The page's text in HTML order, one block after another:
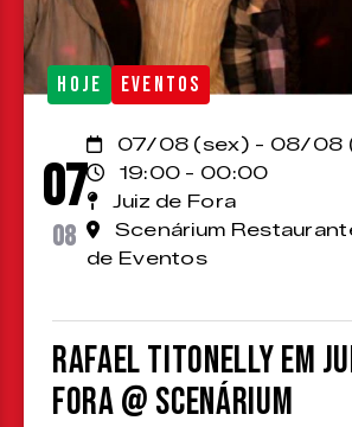
HOJE EVENTOS
07
08
07/08 (sex) - 08/08
19:00 - 00:00
Juiz de Fora
Scenárium
de Eventos
Rafael Titonelly em
Fora @ Scenárium